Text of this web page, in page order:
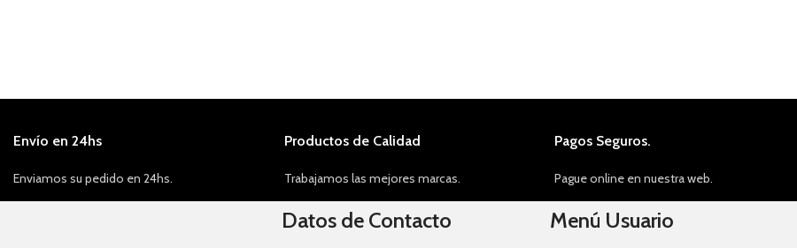
Envío en 24hs
Enviamos su pedido en 24hs.
Productos de Calidad
Trabajamos las mejores marcas.
Pagos Seguros.
Pague online en nuestra web.
Datos de Contacto Menú Usuario